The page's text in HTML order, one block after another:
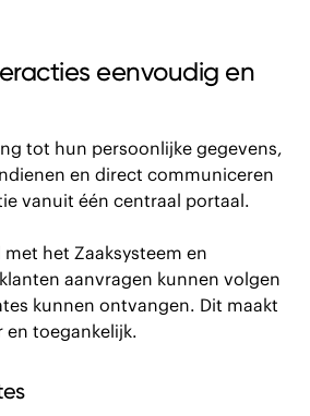
eenvoudig en
tot hun persoonlijke gegevens,
en direct communiceren
vanuit één centraal portaal.
het Zaaksysteem en
aanvragen kunnen volgen
kunnen ontvangen. Dit maakt
toegankelijk.